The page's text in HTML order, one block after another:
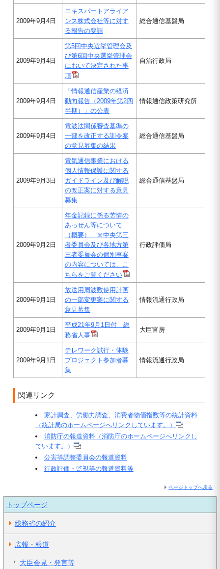
2009年9月4日
エキスパートアライア
ンス株式会社等に対す
る報告の要請
総合通信基盤局
2009年9月4日
第5回中央選挙管理会及
び第6回中央選挙管理会
において決定された事
項
自治行政局
2009年9月4日
「情報通信産業の経済
動向報告（2009年第2四
半期）」の公表
情報通信政策研究所
2009年9月4日
電波法関係審査基準の
一部を改正する訓令案
の意見募集の結果
総合通信基盤局
2009年9月3日
電気通信事業における
個人情報保護に関する
ガイドライン及び解説
の改正案に対する意見
募集
総合通信基盤局
2009年9月2日
年金記録に係る苦情の
あっせん等について
（概要） ※中央第三
者委員会及び各地方第
三者委員会の個別事案
の内容については、こ
ちらをご覧ください
行政評価局
2009年9月1日
放送用周波数使用計画
の一部変更案に関する
意見募集
情報流通行政局
2009年9月1日
平成21年9月1日付 総
務省人事
大臣官房
2009年9月1日
テレワーク試行・体験
プロジェクト参加者募
集
情報流通行政局
関連リンク
家計調査、労働力調査、消費者物価指数等の統計資料
（統計局のホームページへリンクしています。）
消防庁の報道資料（消防庁のホームページへリンクし
ています。）
公害等調整委員会の報道資料
行政評価・監視等の報道資料等
ページトップへ戻る
トップページ
総務省の紹介
広報・報道
大臣会見・発言等